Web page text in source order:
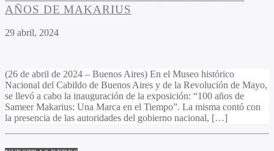
AÑOS DE MAKARIUS
29 abril, 2024
(26 de abril de 2024 – Buenos Aires) En el Museo histórico
Nacional del Cabildo de Buenos Aires y de la Revolución de Mayo,
se llevó a cabo la inauguración de la exposición: “100 años de
Sameer Makarius: Una Marca en el Tiempo”. La misma contó con
la presencia de las autoridades del gobierno nacional, […]